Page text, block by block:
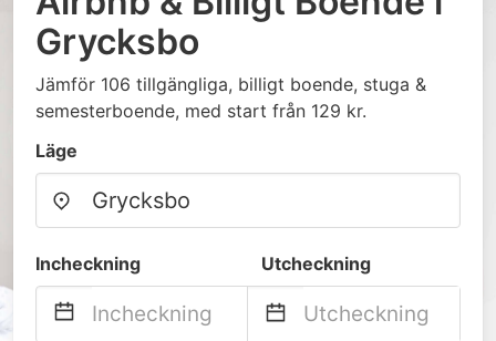
Grycksbo
Jämför 106 tillgängliga, billigt boende, stuga &
semesterboende, med start från 129 kr.
Läge
Incheckning Utcheckning